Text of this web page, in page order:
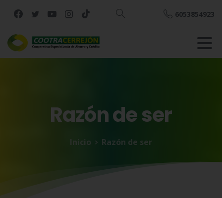
Buscar
6053854923
Razóndeser
Inicio Razón de ser